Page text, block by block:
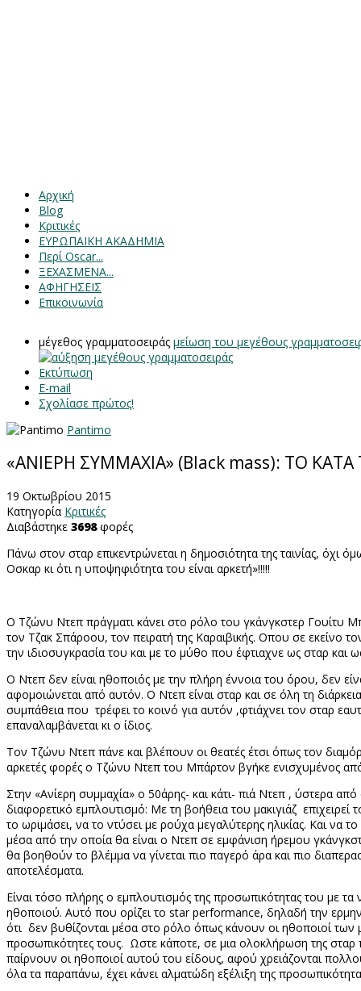
Αρχική
Blog
Κριτικές
ΕΥΡΩΠΑΙΚΗ ΑΚΑΔΗΜΙΑ
Περί Oscar...
ΞΕΧΑΣΜΕΝΑ...
ΑΦΗΓΗΣΕΙΣ
Επικοινωνία
μέγεθος γραμματοσειράς μείωση του μεγέθους
Εκτύπωση
E-mail
Σχολίασε πρώτος!
Pantimo
«ΑΝΙΕΡΗ ΣΥΜΜΑΧΙΑ» (Black mass): ΤΟ ΚΑΤΑ
19 Οκτωβρίου 2015
Κατηγορία Κριτικές
Διαβάστηκε 3698φορές
Πάνω στον σταρ επικεντρώνεται η δημοσιότητα της ταινίας, όχι
Οσκαρ κι ότι η υποψηφιότητα του είναι αρκετή»!!!!!
Ο Τζώνυ Ντεπ πράγματι κάνει στο ρόλο του γκάνγκστερ Γουίτυ
τον Τζακ Σπάροου, τον πειρατή της Καραιβικής. Οπου σε εκείνο
την ιδιοσυγκρασία του και με το μύθο που έφτιαχνε ως σταρ και
Ο Ντεπ δεν είναι ηθοποιός με την πλήρη έννοια του όρου, δεν
αφομοιώνεται από αυτόν. Ο Ντεπ είναι σταρ και σε όλη τη
συμπάθεια που τρέφει το κοινό για αυτόν ,φτιάχνει τον σταρ
επαναλαμβάνεται κι ο ίδιος.
Τον Τζώνυ Ντεπ πάνε και βλέπουν οι θεατές έτσι όπως τον
αρκετές φορές ο Τζώνυ Ντεπ του Μπάρτον βγήκε ενισχυμένος
Στην «Ανίερη συμμαχία» ο 50άρης- και κάτι- πιά Ντεπ , ύστερα
διαφορετικό εμπλουτισμό: Με τη βοήθεια του μακιγιάζ
το ωριμάσει, να το ντύσει με ρούχα μεγαλύτερης ηλικίας. Και
μέσα από την οποία θα είναι ο Ντεπ σε εμφάνιση ήρεμου
θα βοηθούν το βλέμμα να γίνεται πιο παγερό άρα και πιο
αποτελέσματα.
Είναι τόσο πλήρης ο εμπλουτισμός της προσωπικότητας του με
ηθοποιού. Αυτό που ορίζει το starperformance, δηλαδή την
ότι δεν βυθίζονται μέσα στο ρόλο όπως κάνουν οι ηθοποιοί
προσωπικότητες τους. Ωστε κάποτε, σε μια ολοκλήρωση της
παίρνουν οι ηθοποιοί αυτού του είδους, αφού χρειάζονται
όλα τα παραπάνω, έχει κάνει αλματώδη εξέλιξη της